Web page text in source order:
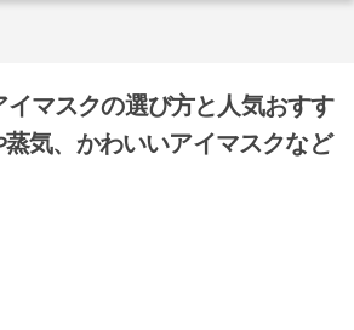
イマスクの選び方と人気おすす
気、かわいいアイマスクなど